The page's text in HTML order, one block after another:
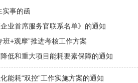
实事的函
业首席服务官联系名单》的通知
+观摩”推进考核工作方案
低和重大项目能耗要素保障的通知
能耗“双控”工作实施方案的通知